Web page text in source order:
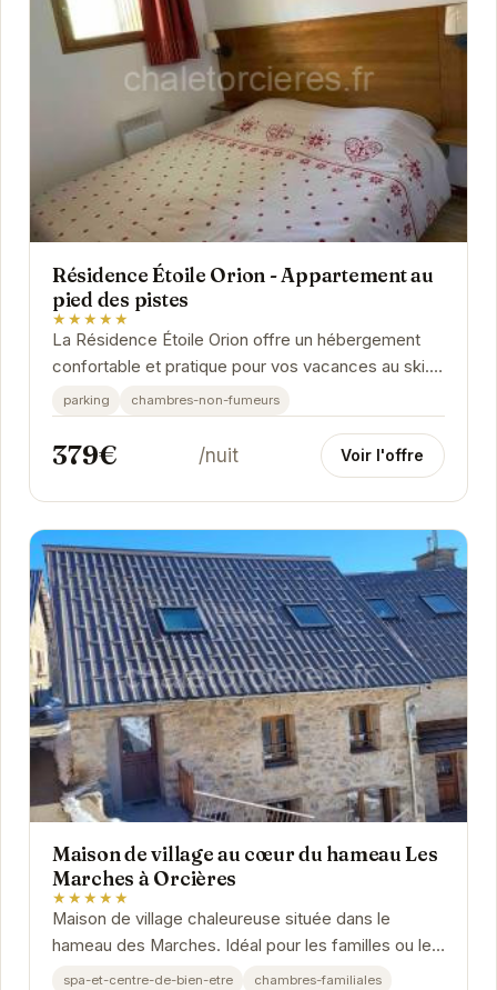
Résidence Étoile Orion - Appartement au
pied des pistes
★★★★★
La Résidence Étoile Orion offre un hébergement
confortable et pratique pour vos vacances au ski.
Situé au pied des pistes, l'appartement permet...
parking chambres-non-fumeurs
379€ /nuit Voir l'offre
Maison de village au cœur du hameau Les
Marches à Orcières
★★★★★
Maison de village chaleureuse située dans le
hameau des Marches. Idéal pour les familles ou les
groupes d'amis.
spa-et-centre-de-bien-etre
chambres-familiales